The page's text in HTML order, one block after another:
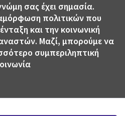
σας έχει σημασία.
πολιτικών που
και την κοινωνική
Μαζί, μπορούμε να
συμπεριληπτική